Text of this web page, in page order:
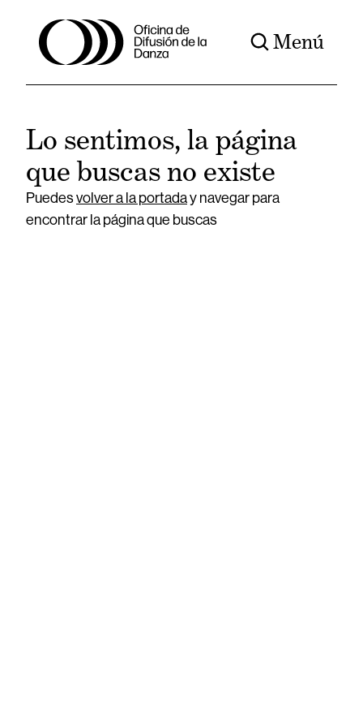
Menú
Lo sentimos, la página
que buscas no existe
Puedesvolver a la portaday navegar para
encontrar la página que buscas